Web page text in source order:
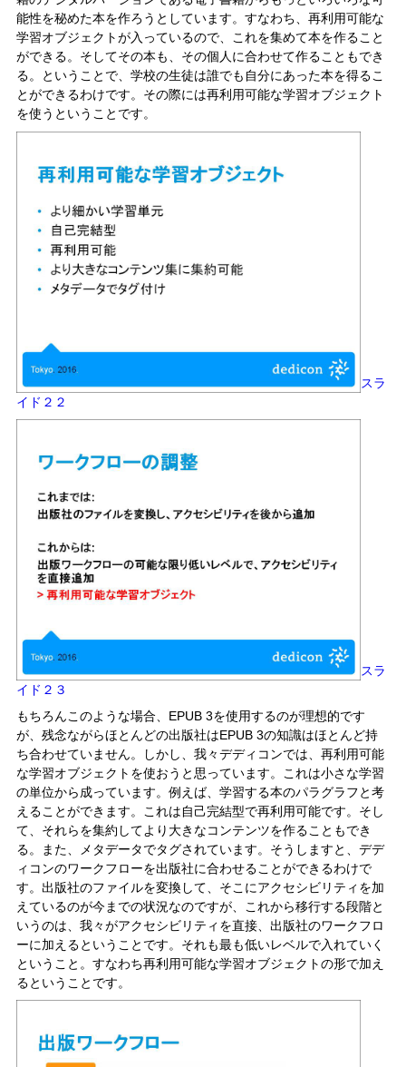
能性を秘めた本を作ろうとしています。すなわち、再利用可能な
学習オブジェクトが入っているので、これを集めて本を作ること
ができる。そしてその本も、その個人に合わせて作ることもでき
る。ということで、学校の生徒は誰でも自分にあった本を得るこ
とができるわけです。その際には再利用可能な学習オブジェクト
を使うということです。
スラ
イド２２
スラ
イド２３
もちろんこのような場合、EPUB 3を使用するのが理想的です
が、残念ながらほとんどの出版社はEPUB 3の知識はほとんど持
ち合わせていません。しかし、我々デディコンでは、再利用可能
な学習オブジェクトを使おうと思っています。これは小さな学習
の単位から成っています。例えば、学習する本のパラグラフと考
えることができます。これは自己完結型で再利用可能です。そし
て、それらを集約してより大きなコンテンツを作ることもでき
る。また、メタデータでタグされています。そうしますと、デデ
ィコンのワークフローを出版社に合わせることができるわけで
す。出版社のファイルを変換して、そこにアクセシビリティを加
えているのが今までの状況なのですが、これから移行する段階と
いうのは、我々がアクセシビリティを直接、出版社のワークフロ
ーに加えるということです。それも最も低いレベルで入れていく
ということ。すなわち再利用可能な学習オブジェクトの形で加え
るということです。